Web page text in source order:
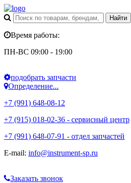
Время работы:
ПН-ВС 09:00 - 19:00
подобрать запчасти
Определение...
+7 (991) 648-08-12
+7 (915) 018-02-36 - сервисный центр
+7 (991) 648-07-91 - отдел запчастей
E-mail: info@instrument-sp.ru
Заказать звонок